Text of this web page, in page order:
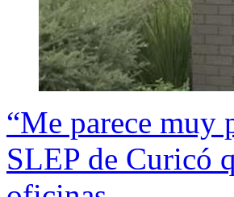
“Me parece muy
SLEP de Curicó